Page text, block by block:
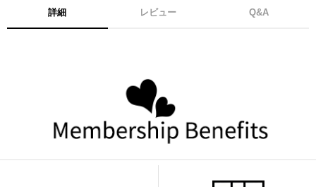
詳細 レビュー Q&A